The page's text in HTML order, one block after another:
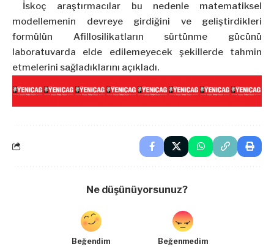
İskoç araştırmacılar bu nedenle matematiksel
modellemenin devreye girdiğini ve geliştirdikleri
formülün Afillosilikatların sürtünme gücünü
laboratuvarda elde edilemeyecek şekillerde tahmin
etmelerini sağladıklarını açıkladı.
Ne düşünüyorsunuz?
Beğendim Beğenmedim